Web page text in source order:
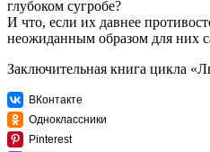
глубоком сугробе?
И что, если их давнее
неожиданным образом для них
Заключительная книга цикла
ВКонтакте
Одноклассники
Pinterest